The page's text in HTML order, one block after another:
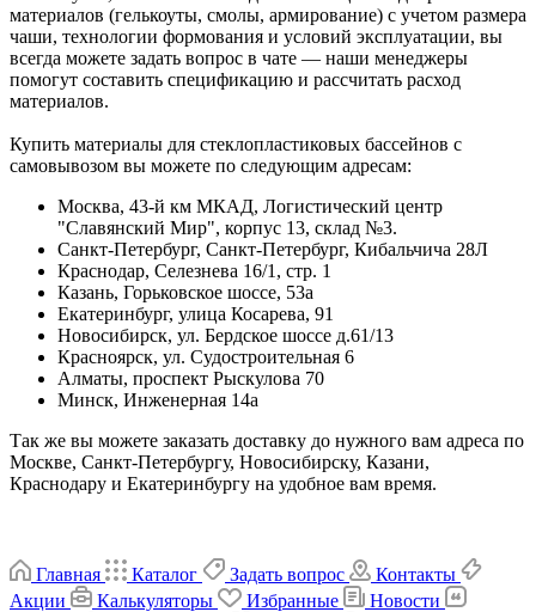
материалов (гелькоуты, смолы, армирование) с учетом размера
чаши, технологии формования и условий эксплуатации, вы
всегда можете задать вопрос в чате — наши менеджеры
помогут составить спецификацию и рассчитать расход
материалов.
Купить материалы для стеклопластиковых бассейнов с
самовывозом вы можете по следующим адресам:
Москва, 43-й км МКАД, Логистический центр
"Славянский Мир", корпус 13, склад №3.
Санкт-Петербург, Санкт-Петербург, Кибальчича 28Л
Краснодар, Селезнева 16/1, стр. 1
Казань, Горьковское шоссе, 53а
Екатеринбург, улица Косарева, 91
Новосибирск, ул. Бердское шоссе д.61/13
Красноярск, ул. Судостроительная 6
Алматы, проспект Рыскулова 70
Минск, Инженерная 14а
Так же вы можете заказать доставку до нужного вам адреса по
Москве, Санкт-Петербургу, Новосибирску, Казани,
Краснодару и Екатеринбургу на удобное вам время.
Главная Каталог Задать вопрос
Контакты
Акции
Калькуляторы Избранные
Новости